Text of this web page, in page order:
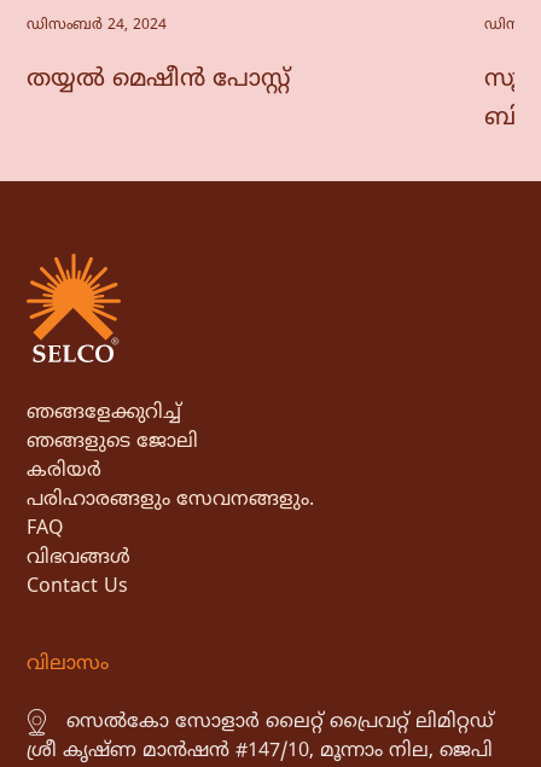
ഡിസംബർ 24, 2024
തയ്യൽ മെഷീൻ പോസ്റ്റ്
ഞങ്ങളേക്കുറിച്ച്
ഞങ്ങളുടെ ജോലി
കരിയർ
പരിഹാരങ്ങളും സേവനങ്ങളും.
FAQ
വിഭവങ്ങൾ
Contact Us
വിലാസം
സെൽകോ സോളാർ ലൈറ്റ് പ്രൈവറ്റ് ലിമിറ്റഡ്
ശ്രീ കൃഷ്ണ മാൻഷൻ #147/10, മൂന്നാം നില, ജെപി